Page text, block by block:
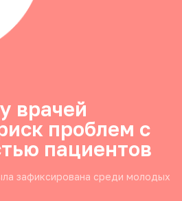
врачей
проблем с
пациентов
зафиксирована среди молодых